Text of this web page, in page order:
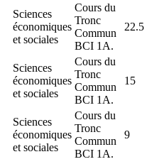
Sciences
économiques
et sociales
Cours du
Tronc
Commun
BCI 1A.
22.5
Sciences
économiques
et sociales
Cours du
Tronc
Commun
BCI 1A.
15
Sciences
économiques
et sociales
Cours du
Tronc
Commun
BCI 1A.
9